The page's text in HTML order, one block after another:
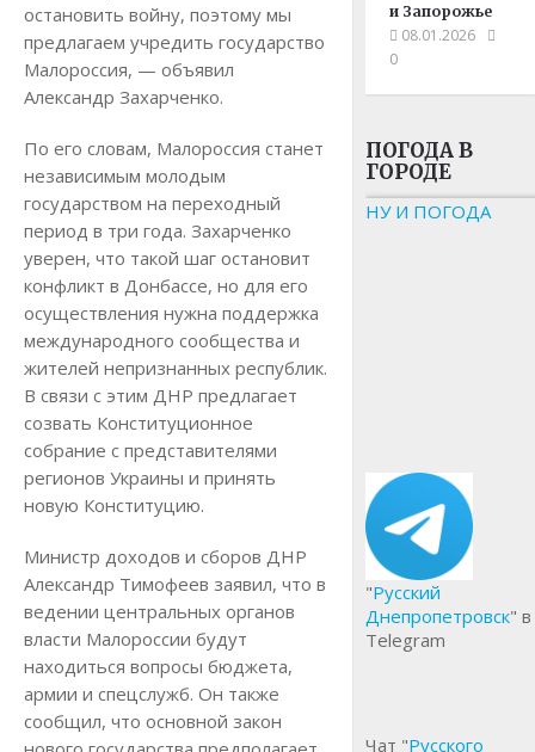
остановить войну, поэтому мы
предлагаем учредить государство
Малороссия, — объявил
Александр Захарченко.
По его словам, Малороссия станет
независимым молодым
государством на переходный
период в три года. Захарченко
уверен, что такой шаг остановит
конфликт в Донбассе, но для его
осуществления нужна поддержка
международного сообщества и
жителей непризнанных республик.
В связи с этим ДНР предлагает
созвать Конституционное
собрание с представителями
регионов Украины и принять
новую Конституцию.
Министр доходов и сборов ДНР
Александр Тимофеев заявил, что в
ведении центральных органов
власти Малороссии будут
находиться вопросы бюджета,
армии и спецслужб. Он также
сообщил, что основной закон
и Запорожье
08.01.2026
0
ПОГОДА В
ГОРОДЕ
НУ И ПОГОДА
"Русский
Днепропетровск" в
Telegram
Чат "Русского